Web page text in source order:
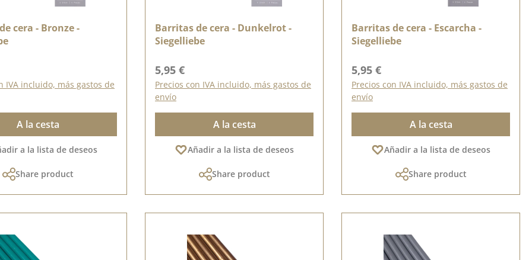
cera - Bronze -
IVA incluido, más gastos de
A la cesta
a la lista de deseos
Share product
Barritas de cera - Dunkelrot -
Siegelliebe
Precio normal:
5,95 €
Precios con IVA incluido, más gastos de
envío
A la cesta
Añadir a la lista de deseos
Share product
Barritas de cera - Escarcha -
Siegelliebe
Precio normal:
5,95 €
Precios con IVA incluido, más gastos de
envío
A la cesta
Añadir a la lista de deseos
Share product